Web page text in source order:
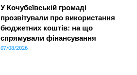
У Кочубеївській громаді
прозвітували про використання
бюджетних коштів: на що
спрямували фінансування
07/08/2026